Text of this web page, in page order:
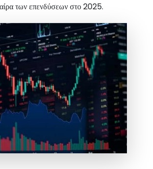
των επενδύσεων στο 2025.